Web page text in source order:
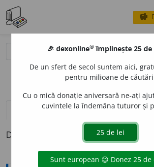
savings
definiții (1) pronunțievolume_up (50)
Definiția cu ID-ul 327541:
🎉 dexonline® împlinește 25 de
De un sfert de secol suntem aici,
pentru milioane de
Cu o mică donație aniversară ne-ați
cuvintele la îndemâna tuturor și